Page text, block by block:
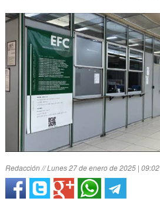
Redacción // Lunes 27 de enero de 2025 | 09:02